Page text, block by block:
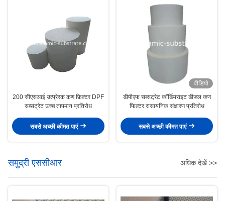
200 सीएसआई उत्प्रेरक कण फ़िल्टर DPF
सब्सट्रेट उच्च तापमान प्रतिरोध
सबसे अच्छी कीमत पाएं
वीडियो
डीपीएफ सब्सट्रेट कॉर्डियराइट डीजल कण
फिल्टर रासायनिक संक्षारण प्रतिरोध
सबसे अच्छी कीमत पाएं
समुद्री एससीआर अधिक देखें >>